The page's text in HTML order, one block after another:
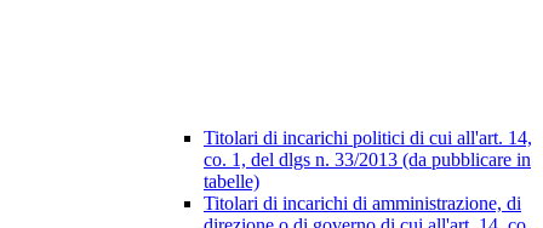
Titolari di incarichi politici di cui all'art. 14,
co. 1, del dlgs n. 33/2013 (da pubblicare in
tabelle)
Titolari di incarichi di amministrazione, di